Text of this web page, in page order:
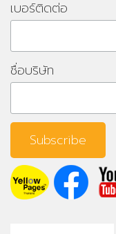
เบอร์ติดต่อ
ชื่อบริษัท